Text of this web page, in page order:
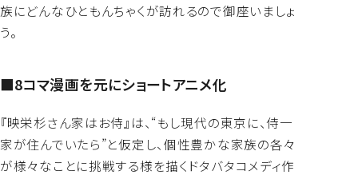
族にどんなひともんちゃくが訪れるので御座いましょ
う。
■8コマ漫画を元にショートアニメ化
『映栄杉さん家はお侍』は、“もし現代の東京に、侍一
家が住んでいたら”と仮定し、個性豊かな家族の各々
が様々なことに挑戦する様を描くドタバタコメディ作